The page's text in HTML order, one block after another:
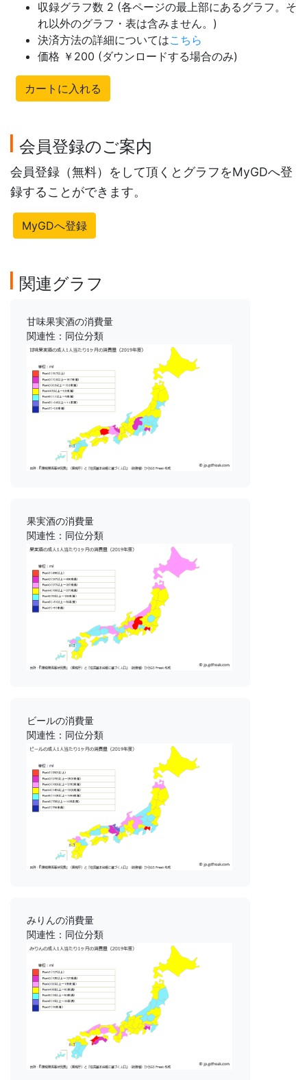
収録グラフ数 2 (各ページの最上部にあるグラフ。そ
れ以外のグラフ・表は含みません。)
決済方法の詳細についてはこちら
価格 ￥200 (ダウンロードする場合のみ)
カートに入れる
会員登録のご案内
会員登録（無料）をして頂くとグラフをMyGDへ登
録することができます。
MyGDへ登録
関連グラフ
甘味果実酒の消費量
関連性：同位分類
果実酒の消費量
関連性：同位分類
ビールの消費量
関連性：同位分類
みりんの消費量
関連性：同位分類